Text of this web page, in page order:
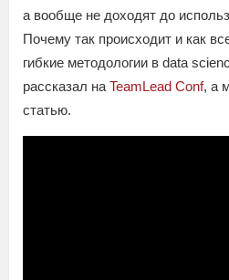
а вообще не доходят до
Почему так происходит и как
гибкие методологии в data
рассказал на TeamLead Conf, а
статью.